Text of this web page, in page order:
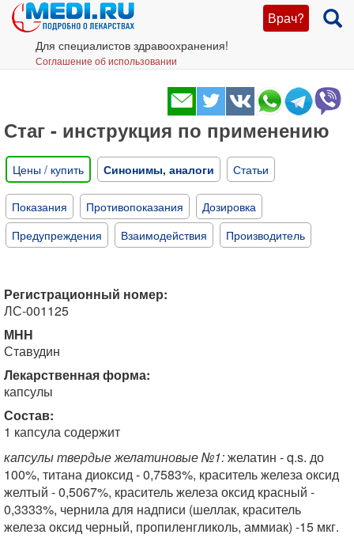
Врач?
Для специалистов здравоохранения!
Соглашение об использовании
Стаг - инструкция по применению
Цены / купить Синонимы, аналоги Статьи
Показания Противопоказания
Дозировка
Предупреждения
Взаимодействия Производитель
Регистрационный номер:
ЛС-001125
МНН
Ставудин
Лекарственная форма:
капсулы
Состав:
1 капсула содержит
капсулы твердые желатиновые №1:желатин - q.s. до
100%, титана диоксид - 0,7583%, краситель железа оксид
желтый - 0,5067%, краситель железа оксид красный -
0,3333%, чернила для надписи (шеллак, краситель
железа оксид черный, пропиленгликоль, аммиак) -15 мкг.